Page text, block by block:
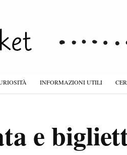
INFORMAZIONI UTILI
e